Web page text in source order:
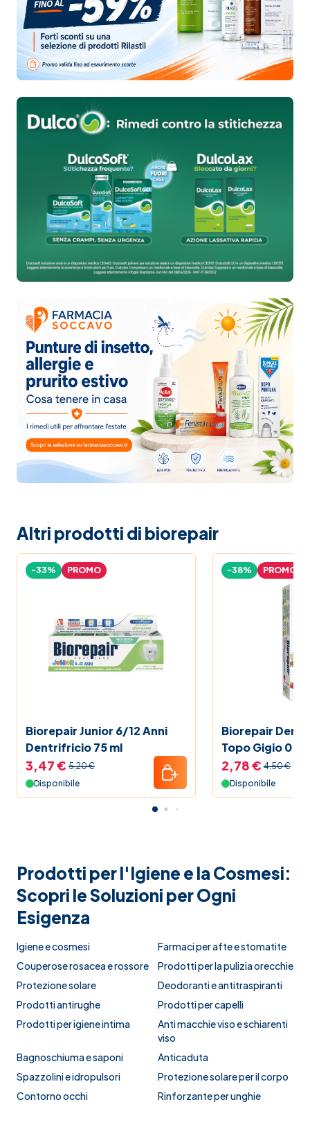
Altri prodotti di biorepair
Biorepair Junior 6/12 Anni
Dentrifricio 75 ml
-33% PROMO
3,47 € 5,20 €
Disponibile
Biorepair
Topo Gigio 0-
50 ml
-38% PROMO
2,78 € 4,50 €
Disponibile
Prodotti per l'Igiene e la Cosmesi:
Scopri le Soluzioni per Ogni
Esigenza
Igiene e cosmesi
Farmaci per afte e stomatite
Couperose rosacea e rossore
Prodotti per la pulizia orecchie
Protezione solare
Deodoranti e antitraspiranti
Prodotti antirughe
Prodotti per capelli
Prodotti per igiene intima
Anti macchie viso e schiarenti
viso
Bagnoschiuma e saponi
Anticaduta
Spazzolini e idropulsori
Protezione solare per il corpo
Contorno occhi
Rinforzante per unghie